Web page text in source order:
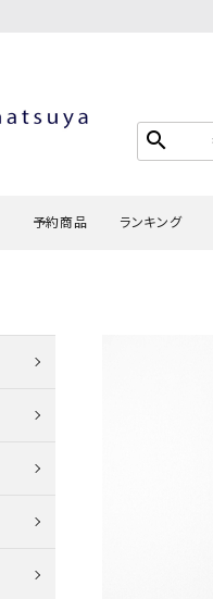
search
予約商品 ランキング